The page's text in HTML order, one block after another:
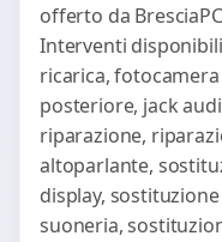
offerto da
Interventi
ricarica,
posteriore, jack
riparazione,
altoparlante,
display,
suoneria,